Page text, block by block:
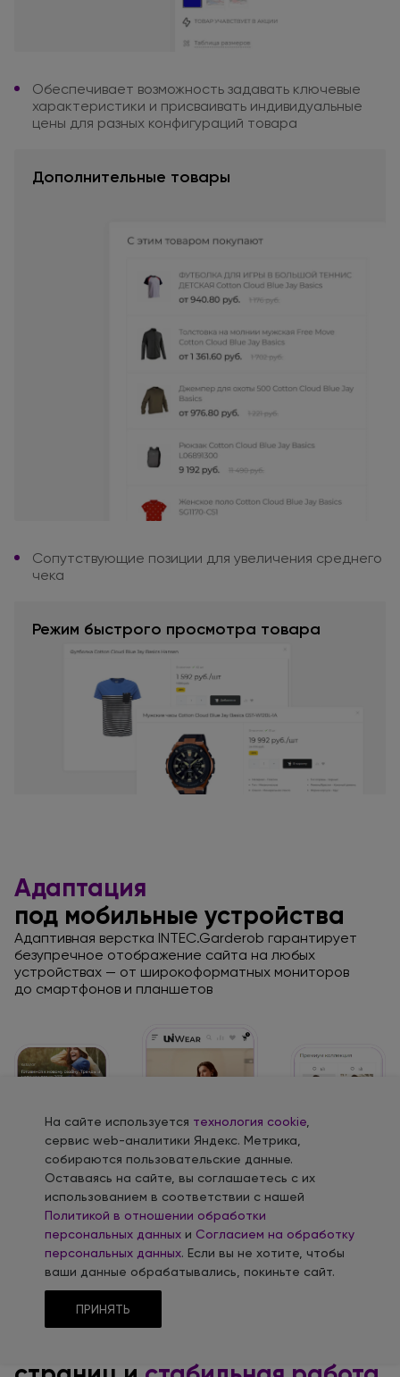
Обеспечивает возможность задавать ключевые
характеристики и присваивать индивидуальные
цены для разных конфигураций товара
Дополнительные товары
Сопутствующие позиции для увеличения среднего
чека
Режим быстрого просмотра товара
Адаптация
под мобильные устройства
Адаптивная верстка INTEC.Garderob гарантирует
безупречное отображение сайта на любых
устройствах — от широкоформатных мониторов
до смартфонов и планшетов
На сайте используется технология cookie
сервис web-аналитики Яндекс. Метрика,
собираются пользовательские данные.
Оставаясь на сайте, вы соглашаетесь с их
использованием в соответствии с нашей
Политикой в отношении обработки
персональных данных и Согласием на обработку
персональных данных. Если вы не хотите, чтобы
ваши данные обрабатывались, покиньте сайт.
ПРИНЯТЬ